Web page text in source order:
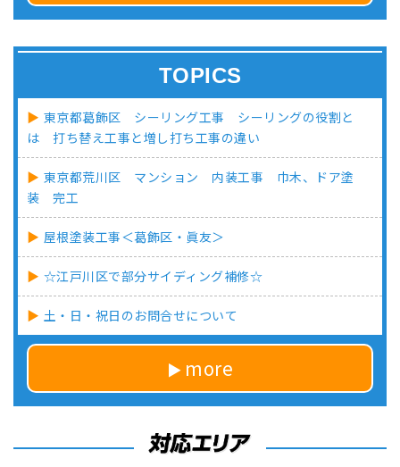
TOPICS
東京都葛飾区 シーリング工事 シーリングの役割と
は 打ち替え工事と増し打ち工事の違い
東京都荒川区 マンション 内装工事 巾木、ドア塗
装 完工
屋根塗装工事＜葛飾区・眞友＞
☆江戸川区で部分サイディング補修☆
土・日・祝日のお問合せについて
more